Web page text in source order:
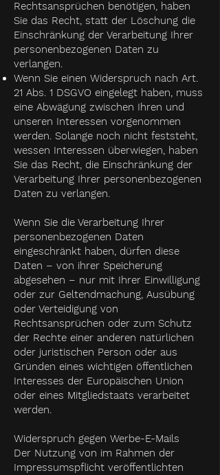
Rechtsansprüchen benötigen, haben
Sie das Recht, statt der Löschung die
Einschränkung der Verarbeitung Ihrer
personenbezogenen Daten zu
verlangen.
Wenn Sie einen Widerspruch nach Art.
21 Abs. 1 DSGVO eingelegt haben, muss
eine Abwägung zwischen Ihren und
unseren Interessen vorgenommen
werden. Solange noch nicht feststeht,
wessen Interessen überwiegen, haben
Sie das Recht, die Einschränkung der
Verarbeitung Ihrer personenbezogenen
Daten zu verlangen.
Wenn Sie die Verarbeitung Ihrer
personenbezogenen Daten
eingeschränkt haben, dürfen diese
Daten – von ihrer Speicherung
abgesehen – nur mit Ihrer Einwilligung
oder zur Geltendmachung, Ausübung
oder Verteidigung von
Rechtsansprüchen oder zum Schutz
der Rechte einer anderen natürlichen
oder juristischen Person oder aus
Gründen eines wichtigen öffentlichen
Interesses der Europäischen Union
oder eines Mitgliedstaats verarbeitet
werden.
Widerspruch gegen Werbe-E-Mails
Der Nutzung von im Rahmen der
Impressumspflicht veröffentlichten